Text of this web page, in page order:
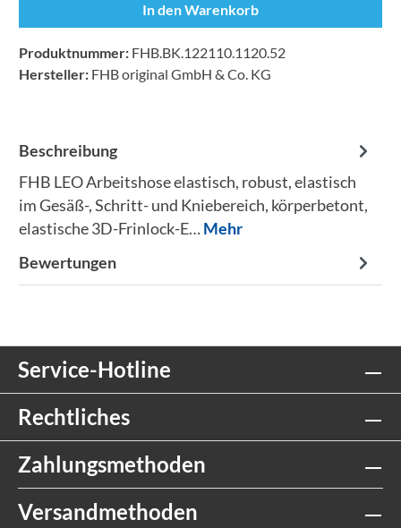
In den Warenkorb
Produktnummer: FHB.BK.122110.1120.52
Hersteller: FHB original GmbH & Co. KG
Beschreibung
FHB LEO Arbeitshose elastisch, robust, elastisch
im Gesäß-, Schritt- und Kniebereich, körperbetont,
elastische 3D-Frinlock-E…Mehr
Bewertungen
Service-Hotline
Rechtliches
Zahlungsmethoden
Versandmethoden